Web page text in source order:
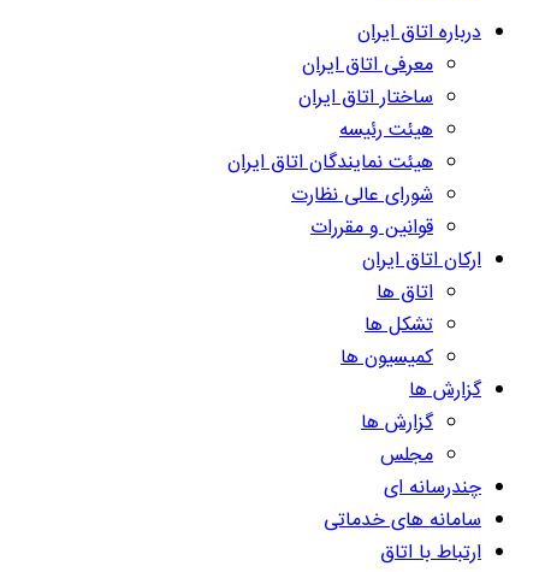
درباره اتاق ایران
معرفی اتاق ایران
ساختار اتاق ایران
هیئت رئیسه
هیئت نمایندگان اتاق ایران
شورای عالی نظارت
قوانین و مقررات
ارکان اتاق ایران
اتاق ها
تشکل ها
کمیسیون ها
گزارش ها
گزارش ها
مجلس
چندرسانه ای
سامانه های خدماتی
ارتباط با اتاق